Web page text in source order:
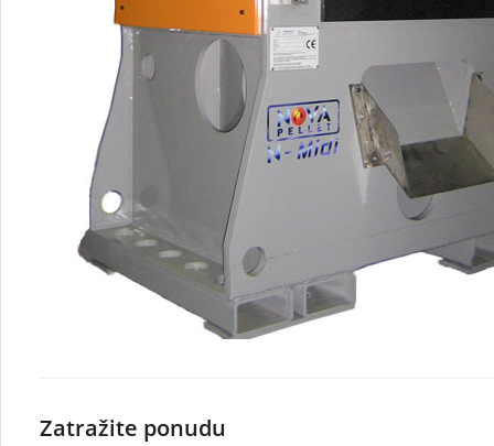
Zatražite ponudu